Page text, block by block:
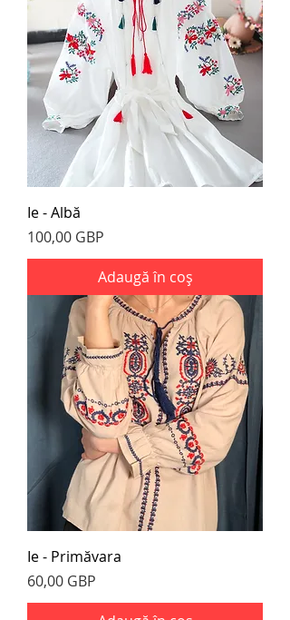
Ie - Albă
Preț
100,00 GBP
Adaugă în coș
Ie - Primăvara
Preț
60,00 GBP